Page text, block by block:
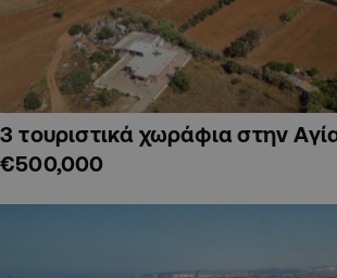
3 τουριστικά χωράφια στην
€500,000